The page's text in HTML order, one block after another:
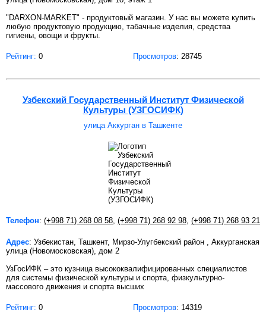
"DARXON-MARKET" - продуктовый магазин. У нас вы можете купить
любую продуктовую продукцию, табачные изделия, средства
гигиены, овощи и фрукты.
Рейтинг: 0 Просмотров: 28745
Узбекский Государственный Институт Физической
Культуры (УЗГОСИФК)
улица Аккурган в Ташкенте
Телефон: (+998 71) 268 08 58 (+998 71) 268 92 98 (+998 71) 268 93 21
Адрес: Узбекистан, Ташкент, Мирзо-Улугбекский район , Аккурганская
улица (Новомосковская), дом 2
УзГосИФК – это кузница высококвалифицированных специалистов
для системы физической культуры и спорта, физкультурно-
массового движения и спорта высших
Рейтинг: 0 Просмотров: 14319